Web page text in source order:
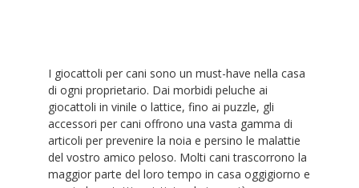
I giocattoli per cani sono un must-have nella casa
di ogni proprietario. Dai morbidi peluche ai
giocattoli in vinile o lattice, fino ai puzzle, gli
accessori per cani offrono una vasta gamma di
articoli per prevenire la noia e persino le malattie
del vostro amico peloso. Molti cani trascorrono la
maggior parte del loro tempo in casa oggigiorno e